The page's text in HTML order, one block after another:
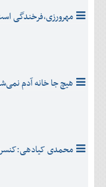
مهرورزی،فرخندگی
هیچ جا خانه آدم
محمدی